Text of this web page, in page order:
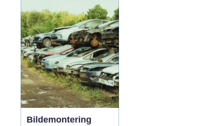
snabbt och somrarna
bjuda på både regn och
hetta, behöver bilägare
ha koll på lagar, vä...
Bildemontering